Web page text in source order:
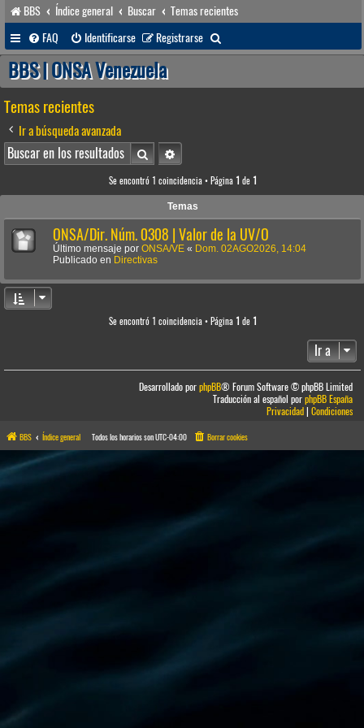
BBS Índice general Buscar
Temas recientes
FAQ
Identificarse Registrarse
u
BBS | ONSA Venezuela
Temas recientes
Ir a búsqueda avanzada
BuscarBúsqueda avanzada
Se encontró 1 coincidencia • Página 1 de 1
Temas
ONSA/Dir. Núm. 0308 | Valor de la UV/O
Último mensaje por ONSA/VE « Dom. 02AGO2026, 14:04
Publicado en Directivas
Se encontró 1 coincidencia • Página 1 de 1
Ir a
Desarrollado porphpBB® Forum Software © phpBB Limited
Traducción al español porphpBB España
Privacidad|Condiciones
BBS Índice general Todos los horarios sonUTC-04:00 Borrar cookies